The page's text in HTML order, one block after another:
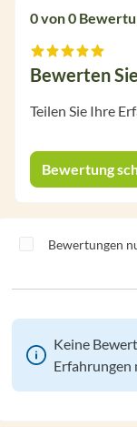
0 von 0
Durchschnittliche Bewertung von 0
Bewerten
Teilen Sie Ihre
Bewertung
Bewertungen
Keine
Erfahrungen